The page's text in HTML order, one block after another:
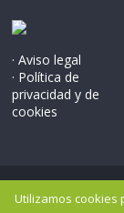
· Aviso legal
· Política de
privacidad y de
cookies
Copyright ©
Utilizamos cookies